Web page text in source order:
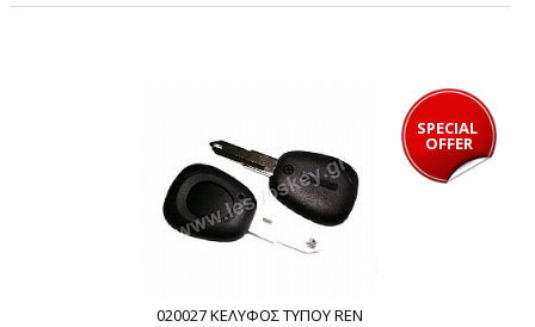
SPECIAL
OFFER
020027 ΚΕΛΥΦΟΣ ΤΥΠΟΥ REN